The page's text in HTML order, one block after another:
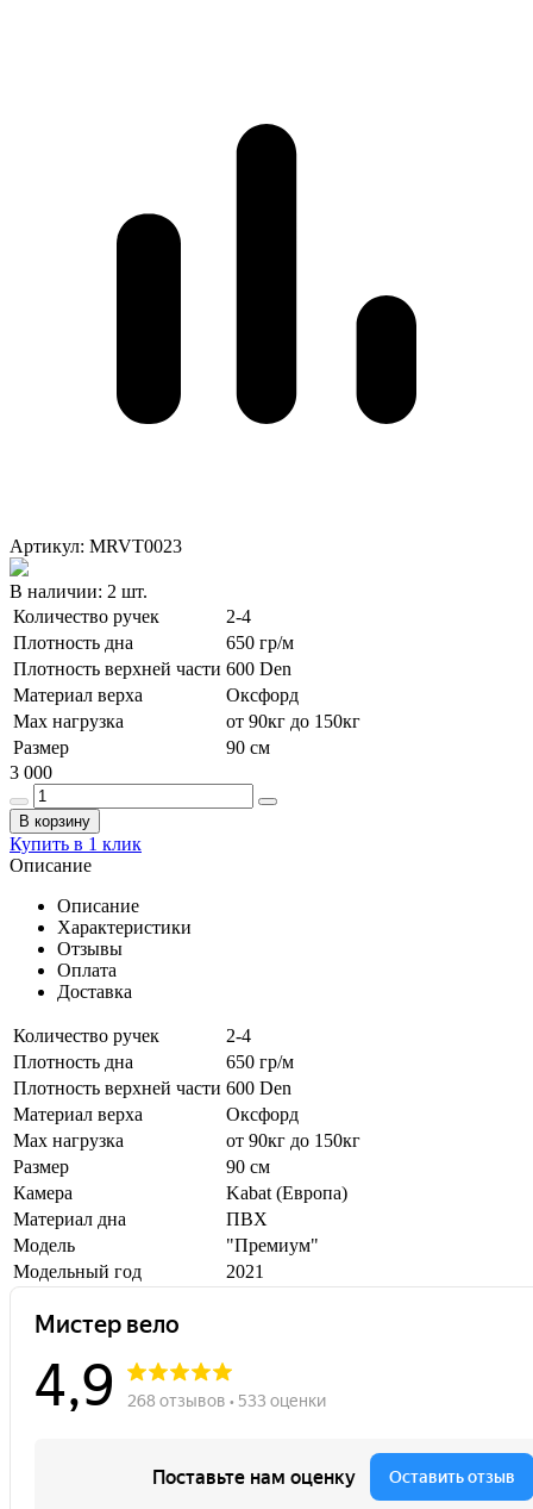
Артикул: MRVT0023
В наличии: 2 шт.
Количество ручек
2-4
Плотность дна
650 гр/м
Плотность верхней части 600 Den
Материал верха
Оксфорд
Max нагрузка
от 90кг до 150кг
Размер
90 см
3 000
В корзину
Купить в 1 клик
Описание
Описание
Характеристики
Отзывы
Оплата
Доставка
Количество ручек
2-4
Плотность дна
650 гр/м
Плотность верхней части 600 Den
Материал верха
Оксфорд
Max нагрузка
от 90кг до 150кг
Размер
90 см
Камера
Kabat (Европа)
Материал дна
ПВХ
Модель
"Премиум"
Модельный год
2021